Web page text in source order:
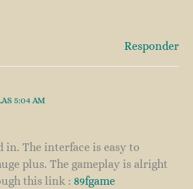
Responder
5:04 AM
in. The interface is easy to
plus. The gameplay is alright
this link : 89fgame